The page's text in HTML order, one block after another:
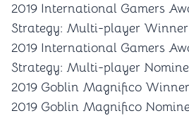
2019 International Gamers
Strategy: Multi-player Winner
2019 International Gamers
Strategy: Multi-player
2019 Goblin Magnifico Winner
2019 Goblin Magnifico